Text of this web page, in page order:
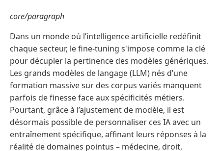
core/paragraph
Dans un monde où l’intelligence artificielle redéfinit
chaque secteur, le fine-tuning s'impose comme la clé
pour décupler la pertinence des modèles génériques.
Les grands modèles de langage (LLM) nés d’une
formation massive sur des corpus variés manquent
parfois de finesse face aux spécificités métiers.
Pourtant, grâce à l’ajustement de modèle, il est
désormais possible de personnaliser ces IA avec un
entraînement spécifique, affinant leurs réponses à la
réalité de domaines pointus – médecine, droit,